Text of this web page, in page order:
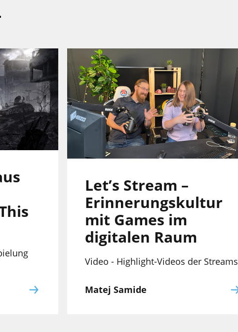
Let’s Stream –
Erinnerungskultur
mit Games im
digitalen Raum
Video - Highlight-Videos der Streams
Matej Samide